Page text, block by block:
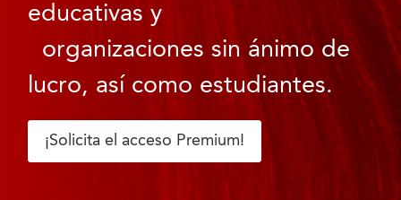
educativas y
organizaciones sin ánimo de
lucro, así como estudiantes.
¡Solicita el acceso Premium!